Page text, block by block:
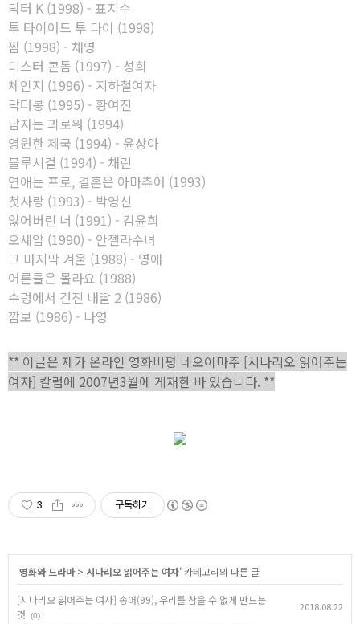
닥터 K (1998) - 표지수
투 타이어드 투 다이 (1998)
찜 (1998) - 채영
미스터 콘돔 (1997) - 성희
체인지 (1996) - 지하철여자
닥터봉 (1995) - 황여진
남자는 괴로워 (1994)
영원한 제국 (1994) - 윤상아
블루시걸 (1994) - 채린
연애는 프로, 결혼은 아마츄어 (1993)
첫사랑 (1993) - 박영신
잃어버린 너 (1991) - 김윤희
오세암 (1990) - 안젤라수녀
그 마지막 겨울 (1988) - 영애
어른들은 몰라요 (1988)
수렁에서 건진 내딸 2 (1986)
깜보 (1986) - 나영
** 이글은 제가 온라인 영화비평 네오이마주 [시나리오 읽어주는
여자] 칼럼에 2007년3월에 게재한 바 있습니다. **
3 구독하기
'영화와 드라마> 시나리오 읽어주는 여자' 카테고리의 다른 글
[시나리오 읽어주는 여자] 송어(99), 우리를 참을 수 없게 만드는
것
(0)
2018.08.22